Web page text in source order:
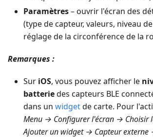
Paramètres– ouvrir l'écran des
(type de capteur, valeurs, niveau
réglage de la circonférence de la
Remarques :
Sur iOS, vous pouvez afficher le
batteriedes capteurs BLE
dans un widgetde carte. Pour
Menu → Configurer l'écran → Choisir
Ajouter un widget → Capteur